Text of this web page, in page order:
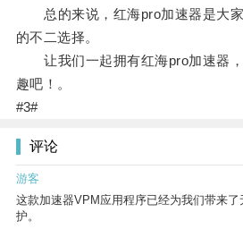
总的来说，红海pro加速器是大家
的不二选择。
让我们一起拥有红海pro加速器，
趣吧！。
#3#
评论
游客
这款加速器VPM应用程序已经为我们带来
护。